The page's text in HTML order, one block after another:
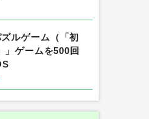
ルゲーム（「初
」ゲームを500回